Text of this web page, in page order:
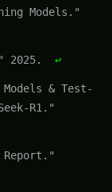
Models."
2025. ↩
Models & Test-
R1."
Report."